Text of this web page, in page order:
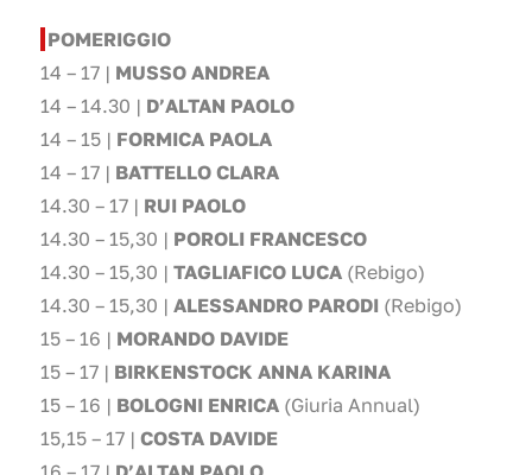
POMERIGGIO
14 – 17 | MUSSO ANDREA
14 – 14.30 | D’ALTAN PAOLO
14 – 15 | FORMICA PAOLA
14 – 17 | BATTELLO CLARA
14.30 – 17 | RUI PAOLO
14.30 – 15,30 | POROLI FRANCESCO
14.30 – 15,30 | TAGLIAFICO LUCA (Rebigo)
14.30 – 15,30 | ALESSANDRO PARODI (Rebigo)
15 – 16 | MORANDO DAVIDE
15 – 17 | BIRKENSTOCK ANNA KARINA
15 – 16 | BOLOGNI ENRICA (Giuria Annual)
15,15 – 17 | COSTA DAVIDE